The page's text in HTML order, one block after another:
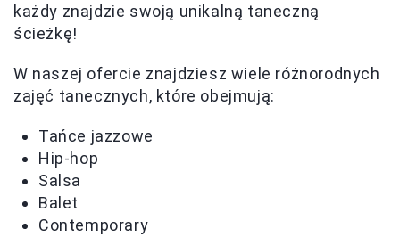
każdy znajdzie swoją unikalną taneczną
ścieżkę!
W naszej ofercie znajdziesz wiele różnorodnych
zajęć tanecznych, które obejmują:
Tańce jazzowe
Hip-hop
Salsa
Balet
Contemporary